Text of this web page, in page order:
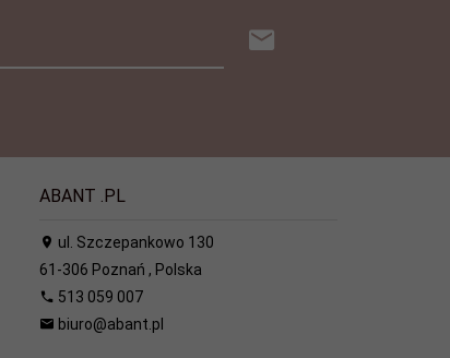
ABANT .PL
ul. Szczepankowo 130
61-306 Poznań , Polska
513 059 007
biuro@abant.pl